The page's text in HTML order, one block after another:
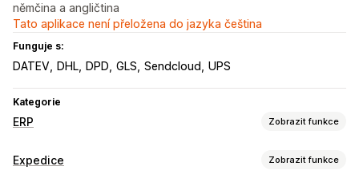
němčina a angličtina
Tato aplikace není přeložena do jazyka čeština
Funguje s:
DATEV DHL DPD GLS Sendcloud UPS
Kategorie
ERP Zobrazit funkce
Zpracování objednávek
Expedice Zobrazit funkce